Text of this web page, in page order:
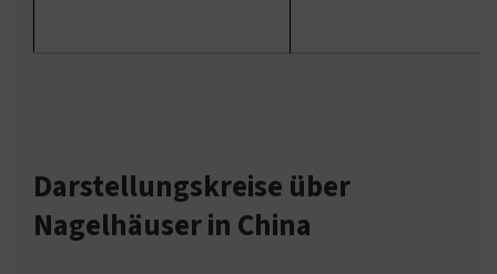
Darstellungskreise über
Nagelhäuser in China